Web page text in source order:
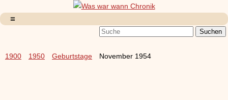
1900 1950 Geburtstage November 1954